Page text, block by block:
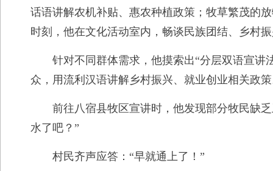
话语讲解农机补贴、惠农种植政策；牧草繁茂的
时刻，他在文化活动室内，畅谈民族团结、乡村
针对不同群体需求，他摸索出“分层双语宣
众，用流利汉语讲解乡村振兴、就业创业相关政
前往八宿县牧区宣讲时，他发现部分牧民缺
水了吧？”
村民齐声应答：“早就通上了！”